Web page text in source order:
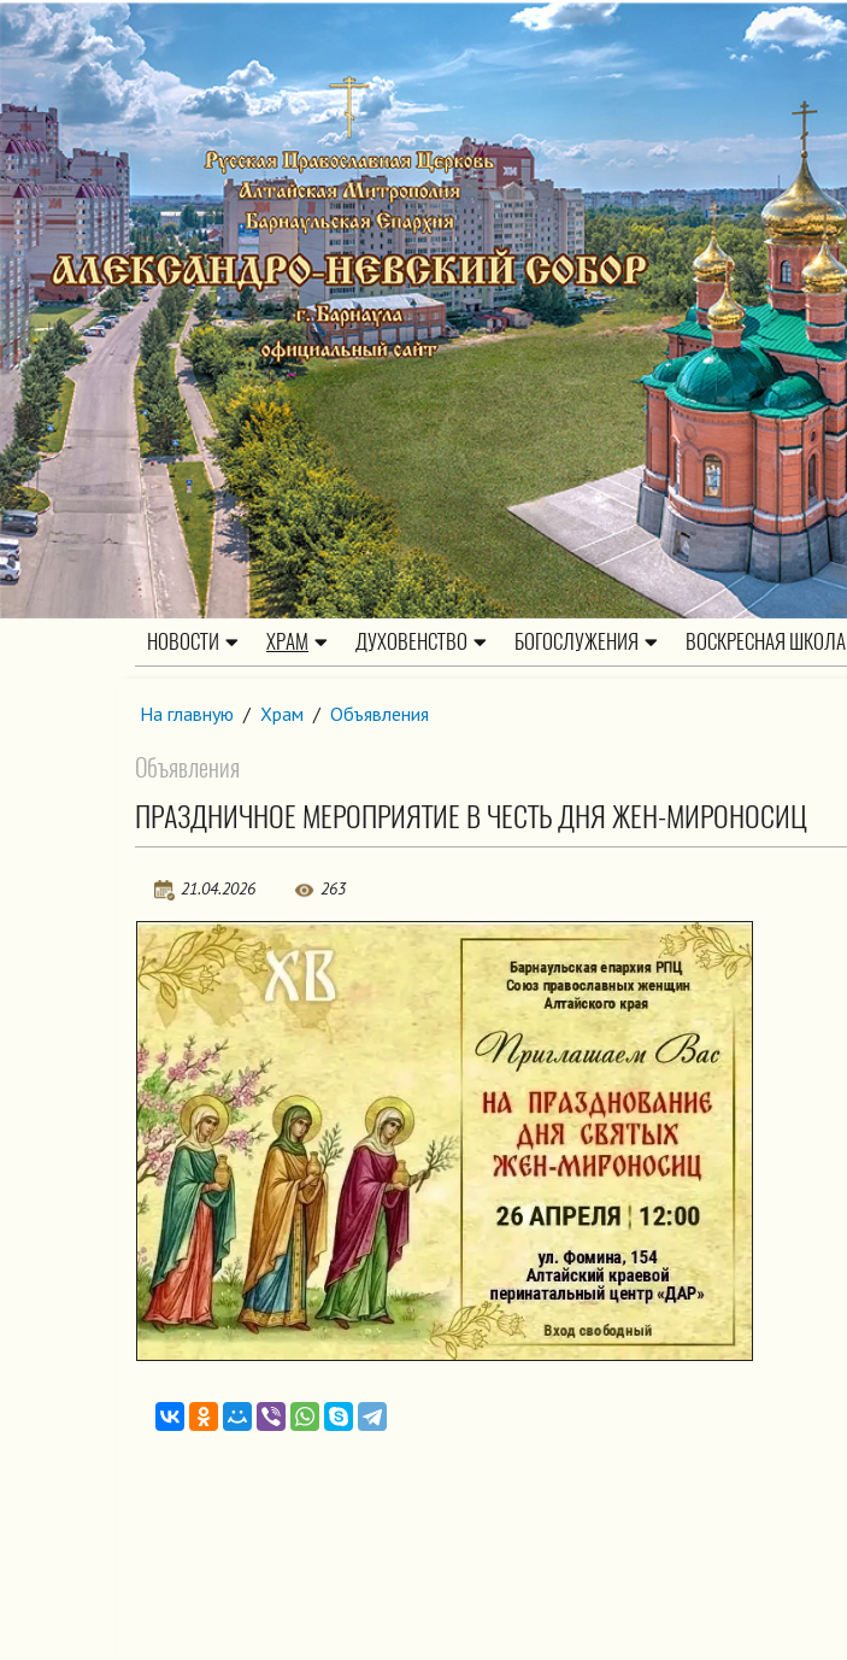
НОВОСТИ ХРАМ ДУХОВЕНСТВО БОГОСЛУЖЕНИЯ ВОСКРЕСНАЯ ШКОЛА
На главную / Храм / Объявления
Объявления
ПРАЗДНИЧНОЕ МЕРОПРИЯТИЕ В ЧЕСТЬ ДНЯ ЖЕН-МИРОНОСИЦ
21.04.2026 263